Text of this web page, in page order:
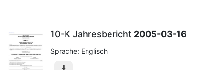
10-K Jahresbericht 2005-03-16
Sprache: Englisch